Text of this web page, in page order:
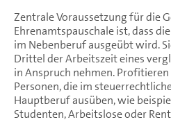
Zentrale Voraussetzung für die
Ehrenamtspauschale ist, dass
im Nebenberuf ausgeübt wird.
Drittel der Arbeitszeit eines
in Anspruch nehmen.
Personen, die im
Hauptberuf ausüben, wie
Studenten, Arbeitslose oder